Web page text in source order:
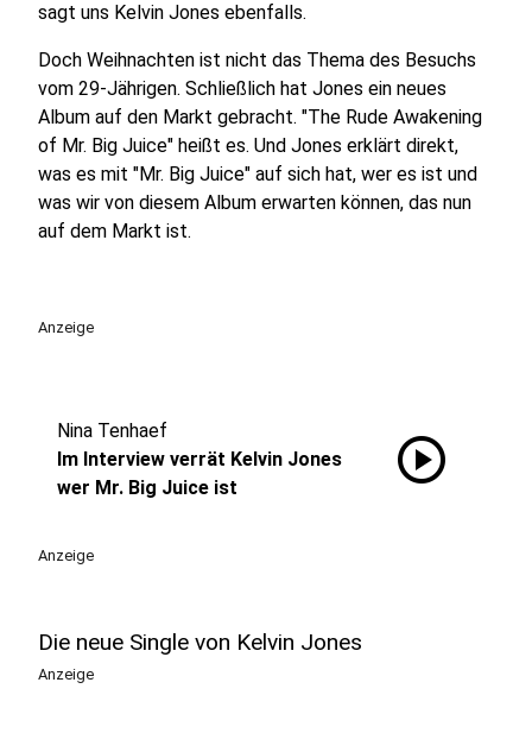
sagt uns Kelvin Jones ebenfalls.
Doch Weihnachten ist nicht das Thema des Besuchs
vom 29-Jährigen. Schließlich hat Jones ein neues
Album auf den Markt gebracht. "The Rude Awakening
of Mr. Big Juice" heißt es. Und Jones erklärt direkt,
was es mit "Mr. Big Juice" auf sich hat, wer es ist und
was wir von diesem Album erwarten können, das nun
auf dem Markt ist.
Anzeige
Nina Tenhaef
Im Interview verrät Kelvin Jones
wer Mr. Big Juice ist
play_circle
Anzeige
Die neue Single von Kelvin Jones
Anzeige